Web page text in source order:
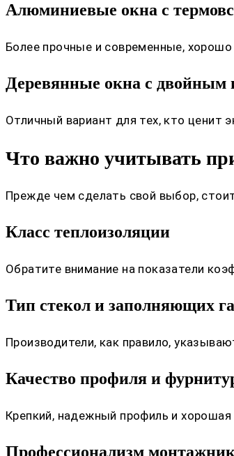
Алюминиевые окна с
Более прочные и современные,
Деревянные окна с двойным
Отличный вариант для тех, кто ценит
Что важно учитывать
Прежде чем сделать свой выбор,
Класс теплоизоляции
Обратите внимание на показатели
Тип стекол и заполняющих
Производители, как правило,
Качество профиля и
Крепкий, надежный профиль и хорошая
Профессионализм